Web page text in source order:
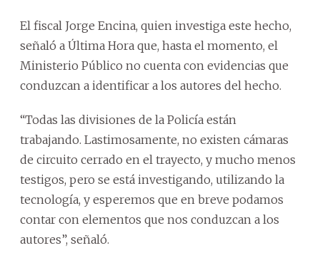
El fiscal Jorge Encina, quien investiga este hecho,
señaló a Última Hora que, hasta el momento, el
Ministerio Público no cuenta con evidencias que
conduzcan a identificar a los autores del hecho.
“Todas las divisiones de la Policía están
trabajando. Lastimosamente, no existen cámaras
de circuito cerrado en el trayecto, y mucho menos
testigos, pero se está investigando, utilizando la
tecnología, y esperemos que en breve podamos
contar con elementos que nos conduzcan a los
autores”, señaló.